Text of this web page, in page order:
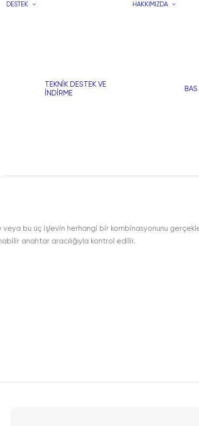
DESTEK
TEKNIK DESTEK VE
İNDIRME
HAKKIMIZDA
BAS
bu üç işlevin herhangi bir kombinasyonunu
anahtar aracılığıyla kontrol edilir.